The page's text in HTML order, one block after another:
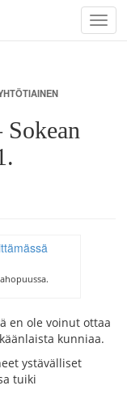
en ole voinut ottaa
kunniaa.
ystävälliset
tuiki